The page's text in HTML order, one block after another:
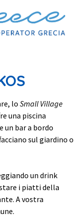
lo Small Village
una piscina
un bar a bordo
sul giardino o
un drink
i piatti della
A vostra